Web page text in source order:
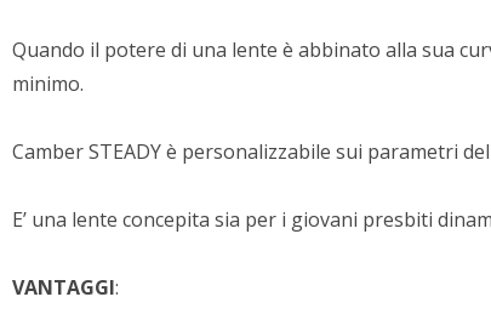
Quando il potere di una lente è abbinato alla sua
minimo.
Camber STEADY è personalizzabile sui parametri
E’ una lente concepita sia per i giovani presbiti
VANTAGGI: